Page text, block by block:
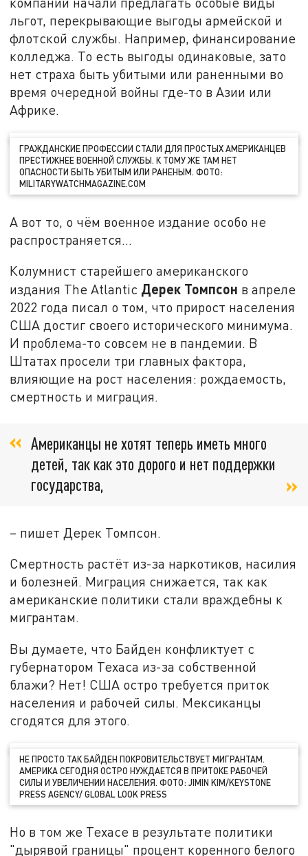
льгот, перекрывающие выгоды армейской и
флотской службы. Например, финансирование
колледжа. То есть выгоды одинаковые, зато
нет страха быть убитыми или раненными во
время очередной войны где-то в Азии или
Африке.
ГРАЖДАНСКИЕ ПРОФЕССИИ СТАЛИ ДЛЯ ПРОСТЫХ АМЕРИКАНЦЕВ
ПРЕСТИЖНЕЕ ВОЕННОЙ СЛУЖБЫ. К ТОМУ ЖЕ ТАМ НЕТ
ОПАСНОСТИ БЫТЬ УБИТЫМ ИЛИ РАНЕНЫМ. ФОТО:
MILITARYWATCHMAGAZINE.COM
А вот то, о чём военное издание особо не
распространяется…
Колумнист старейшего американского
издания The Atlantic Дерек Томпсон в апреле
2022 года писал о том, что прирост населения
США достиг своего исторического минимума.
И проблема-то совсем не в пандемии. В
Штатах просели три главных фактора,
влияющие на рост населения: рождаемость,
смертность и миграция.
Американцы не хотят теперь иметь много
детей, так как это дорого и нет поддержки
государства,
– пишет Дерек Томпсон.
Смертность растёт из-за наркотиков, насилия
и болезней. Миграция снижается, так как
американские политики стали враждебны к
мигрантам.
Вы думаете, что Байден конфликтует с
губернатором Техаса из-за собственной
блажи? Нет! США остро требуется приток
населения и рабочей силы. Мексиканцы
сгодятся для этого.
НЕ ПРОСТО ТАК БАЙДЕН ПОКРОВИТЕЛЬСТВУЕТ МИГРАНТАМ.
АМЕРИКА СЕГОДНЯ ОСТРО НУЖДАЕТСЯ В ПРИТОКЕ РАБОЧЕЙ
СИЛЫ И УВЕЛИЧЕНИИ НАСЕЛЕНИЯ. ФОТО: JIMIN KIM/KEYSTONE
PRESS AGENCY/ GLOBAL LOOK PRESS
Но в том же Техасе в результате политики
"дырявой границы" процент коренного белого